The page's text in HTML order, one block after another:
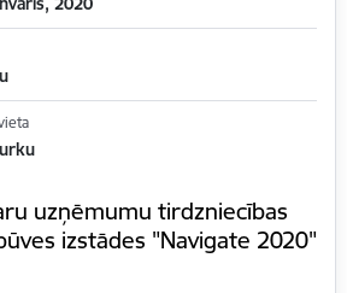
uzņēmumu tirdzniecības
izstādes "Navigate 2020"